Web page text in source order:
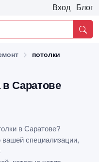
Вход Блог
потолки
в Саратове
в Саратове?
специализации,